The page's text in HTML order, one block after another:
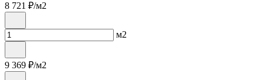
8 721 ₽/м2
м2
9 369 ₽/м2